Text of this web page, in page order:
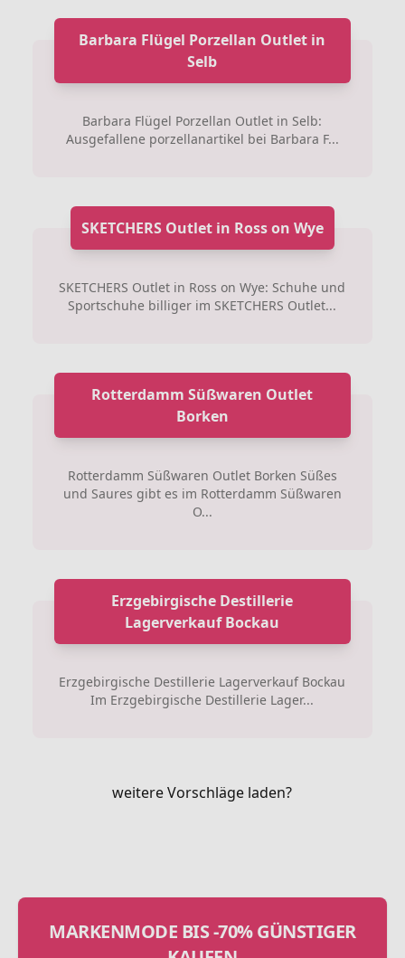
Barbara Flügel Porzellan Outlet in
Selb
Barbara Flügel Porzellan Outlet in Selb:
Ausgefallene porzellanartikel bei Barbara F...
SKETCHERS Outlet in Ross on Wye
SKETCHERS Outlet in Ross on Wye: Schuhe und
Sportschuhe billiger im SKETCHERS Outlet...
Rotterdamm Süßwaren Outlet
Borken
Rotterdamm Süßwaren Outlet Borken Süßes
und Saures gibt es im Rotterdamm Süßwaren
O...
Erzgebirgische Destillerie
Lagerverkauf Bockau
Erzgebirgische Destillerie Lagerverkauf Bockau
Im Erzgebirgische Destillerie Lager...
weitere Vorschläge laden?
MARKENMODE BIS -70% GÜNSTIGER